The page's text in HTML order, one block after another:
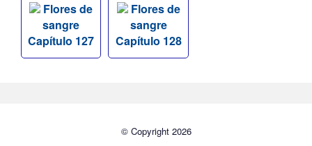
Flores de
sangre
Capítulo 127
Flores de
sangre
Capítulo 128
© Copyright 2026